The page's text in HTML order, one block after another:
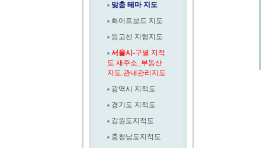
맞춤 테마 지도
화이트보드 지도
등고선 지형지도
서울시 -구별 지적
도 새주소_부동산
지도.관내관리지도
광역시 지적도
경기도 지적도
강원도지적도
충청남도지적도